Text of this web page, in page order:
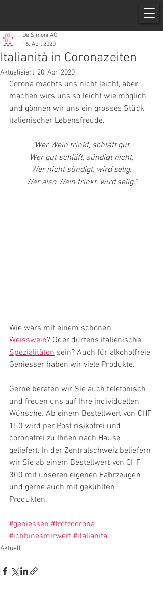
Italianità in Coronazeiten
De Simoni AG
16. Apr. 2020
Aktualisiert: 20. Apr. 2020
Corona machts uns nicht leicht, aber
machen wirs uns so leicht wie möglich
und gönnen wir uns ein grosses Stück
italienischer Lebensfreude.
"Wer Wein trinkt, schläft gut,
Wer gut schläft, sündigt nicht,
Wer nicht sündigt, wird selig.
Wer also Wein trinkt, wird selig."
Wie wärs mit einem schönen
Weisswein? Oder dürfens italienische
Spezialitäten sein? Auch für alkoholfreie
Geniesser haben wir viele Produkte.
Gerne beraten wir Sie auch telefonisch
und freuen uns auf Ihre individuellen
Wünsche. Ab einem Bestellwert von CHF
150 wird per Post risikofrei und
coronafrei zu Ihnen nach Hause
geliefert. In der Zentralschweiz beliefern
wir Sie ab einem Bestellwert von CHF
300 mit unseren eigenen Fahrzeugen
und gerne auch mit gekühlten
Produkten.
#geniessen #trotzcorona
#ichbinesmirwert #italianita
Aktuell